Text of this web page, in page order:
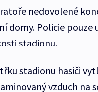
nedovolené
domy. Policie pouze
stadionu.
stadionu hasiči
vzduch na